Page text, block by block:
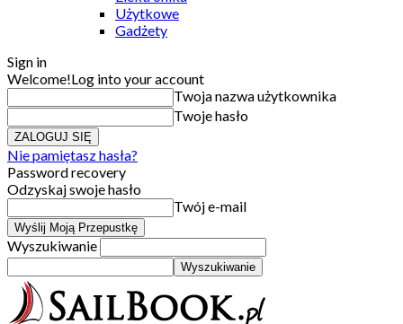
Użytkowe
Gadżety
Sign in
Welcome!Log into your account
Twoja nazwa użytkownika
Twoje hasło
Nie pamiętasz hasła?
Password recovery
Odzyskaj swoje hasło
Twój e-mail
Wyszukiwanie